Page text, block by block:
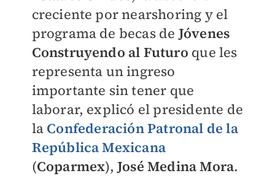
creciente por nearshoring y el
programa de becas de Jóvenes
Construyendo al Futuro que les
representa un ingreso
importante sin tener que
laborar, explicó el presidente de
la Confederación Patronal de la
República Mexicana
(Coparmex), José Medina Mora.